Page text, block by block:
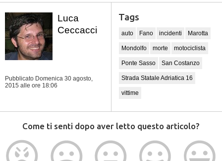
Luca
Ceccacci
Pubblicato Domenica 30 agosto,
2015 alle ore 18:06
Tags
auto Fano incidenti Marotta
Mondolfo morte motociclista
Ponte Sasso San Costanzo
Strada Statale Adriatica 16
vittime
Come ti senti dopo aver letto questo articolo?